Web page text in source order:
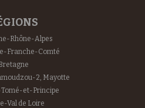
Rhône-Alpes
Franche-Comté
2, Mayotte
Tomé-et-Principe
Val de Loire